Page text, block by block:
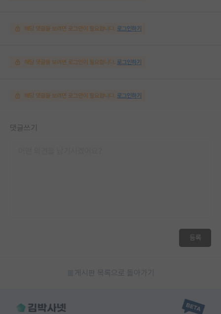
해당 댓글을 보려면 로그인이 필요합니다. 로그인하기
해당 댓글을 보려면 로그인이 필요합니다. 로그인하기
해당 댓글을 보려면 로그인이 필요합니다. 로그인하기
댓글쓰기
등록
게시판 목록으로 돌아가기